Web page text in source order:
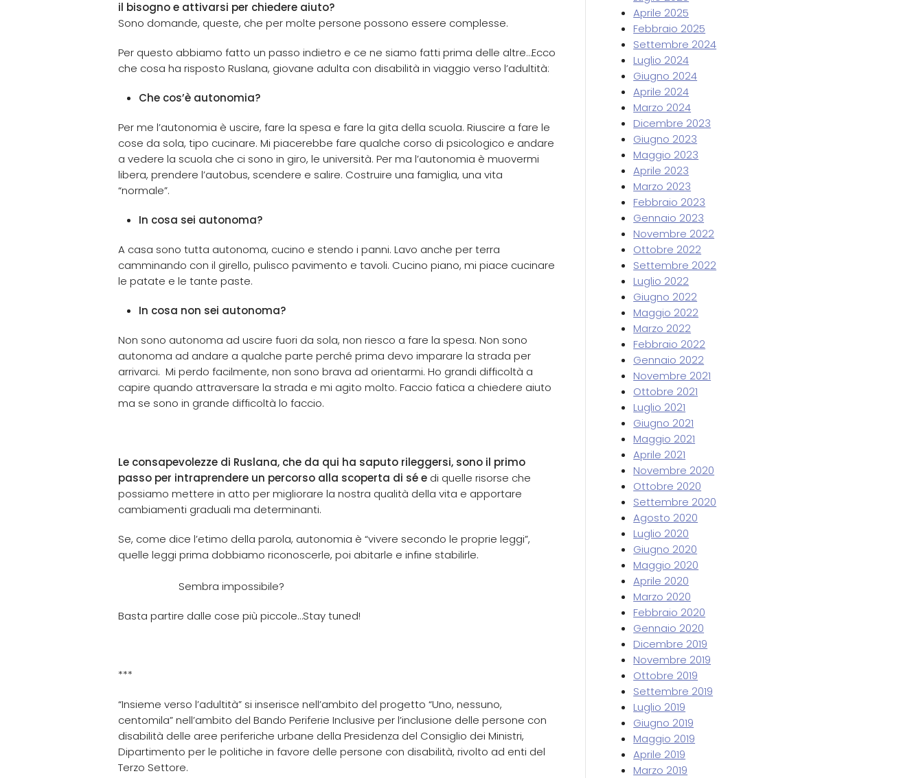
il bisogno e attivarsi per chiedere aiuto?
Sono domande, queste, che per molte persone possono essere complesse.
Per questo abbiamo fatto un passo indietro e ce ne siamo fatti prima delle altre…Ecco
che cosa ha risposto Ruslana, giovane adulta con disabilità in viaggio verso l’adultità:
Che cos’è autonomia?
Per me l’autonomia è uscire, fare la spesa e fare la gita della scuola. Riuscire a fare le
cose da sola, tipo cucinare. Mi piacerebbe fare qualche corso di psicologico e andare
a vedere la scuola che ci sono in giro, le università. Per ma l’autonomia è muovermi
libera, prendere l’autobus, scendere e salire. Costruire una famiglia, una vita
“normale”.
In cosa sei autonoma?
A casa sono tutta autonoma, cucino e stendo i panni. Lavo anche per terra
camminando con il girello, pulisco pavimento e tavoli. Cucino piano, mi piace cucinare
le patate e le tante paste.
In cosa non sei autonoma?
Non sono autonoma ad uscire fuori da sola, non riesco a fare la spesa. Non sono
autonoma ad andare a qualche parte perché prima devo imparare la strada per
arrivarci. Mi perdo facilmente, non sono brava ad orientarmi. Ho grandi difficoltà a
capire quando attraversare la strada e mi agito molto. Faccio fatica a chiedere aiuto
ma se sono in grande difficoltà lo faccio.
Le consapevolezze di Ruslana, che da qui ha saputo rileggersi, sono il primo
passo per intraprendere un percorso alla scoperta di sé e di quelle risorse che
possiamo mettere in atto per migliorare la nostra qualità della vita e apportare
cambiamenti graduali ma determinanti.
Se, come dice l’etimo della parola, autonomia è “vivere secondo le proprie leggi”,
quelle leggi prima dobbiamo riconoscerle, poi abitarle e infine stabilirle.
Sembra impossibile?
Basta partire dalle cose più piccole…Stay tuned!
***
“Insieme verso l’adultità” si inserisce nell’ambito del progetto “Uno, nessuno,
centomila” nell’ambito del Bando Periferie Inclusive per l’inclusione delle persone con
disabilità delle aree periferiche urbane della Presidenza del Consiglio dei Ministri,
Dipartimento per le politiche in favore delle persone con disabilità, rivolto ad enti del
Terzo Settore.
Aprile 2025
Febbraio 2025
Settembre 2024
Luglio 2024
Giugno 2024
Aprile 2024
Marzo 2024
Dicembre 2023
Giugno 2023
Maggio 2023
Aprile 2023
Marzo 2023
Febbraio 2023
Gennaio 2023
Novembre 2022
Ottobre 2022
Settembre 2022
Luglio 2022
Giugno 2022
Maggio 2022
Marzo 2022
Febbraio 2022
Gennaio 2022
Novembre 2021
Ottobre 2021
Luglio 2021
Giugno 2021
Maggio 2021
Aprile 2021
Novembre 2020
Ottobre 2020
Settembre 2020
Agosto 2020
Luglio 2020
Giugno 2020
Maggio 2020
Aprile 2020
Marzo 2020
Febbraio 2020
Gennaio 2020
Dicembre 2019
Novembre 2019
Ottobre 2019
Settembre 2019
Luglio 2019
Giugno 2019
Maggio 2019
Aprile 2019
Marzo 2019